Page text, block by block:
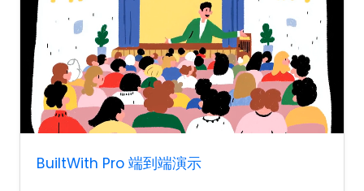
BuiltWith Pro 端到端演示